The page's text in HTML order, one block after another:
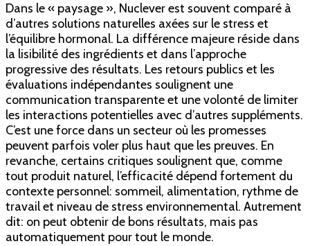
Dans le « paysage », Nuclever est souvent comparé à
d’autres solutions naturelles axées sur le stress et
l’équilibre hormonal. La différence majeure réside dans
la lisibilité des ingrédients et dans l’approche
progressive des résultats. Les retours publics et les
évaluations indépendantes soulignent une
communication transparente et une volonté de limiter
les interactions potentielles avec d’autres suppléments.
C’est une force dans un secteur où les promesses
peuvent parfois voler plus haut que les preuves. En
revanche, certains critiques soulignent que, comme
tout produit naturel, l’efficacité dépend fortement du
contexte personnel: sommeil, alimentation, rythme de
travail et niveau de stress environnemental. Autrement
dit: on peut obtenir de bons résultats, mais pas
automatiquement pour tout le monde.